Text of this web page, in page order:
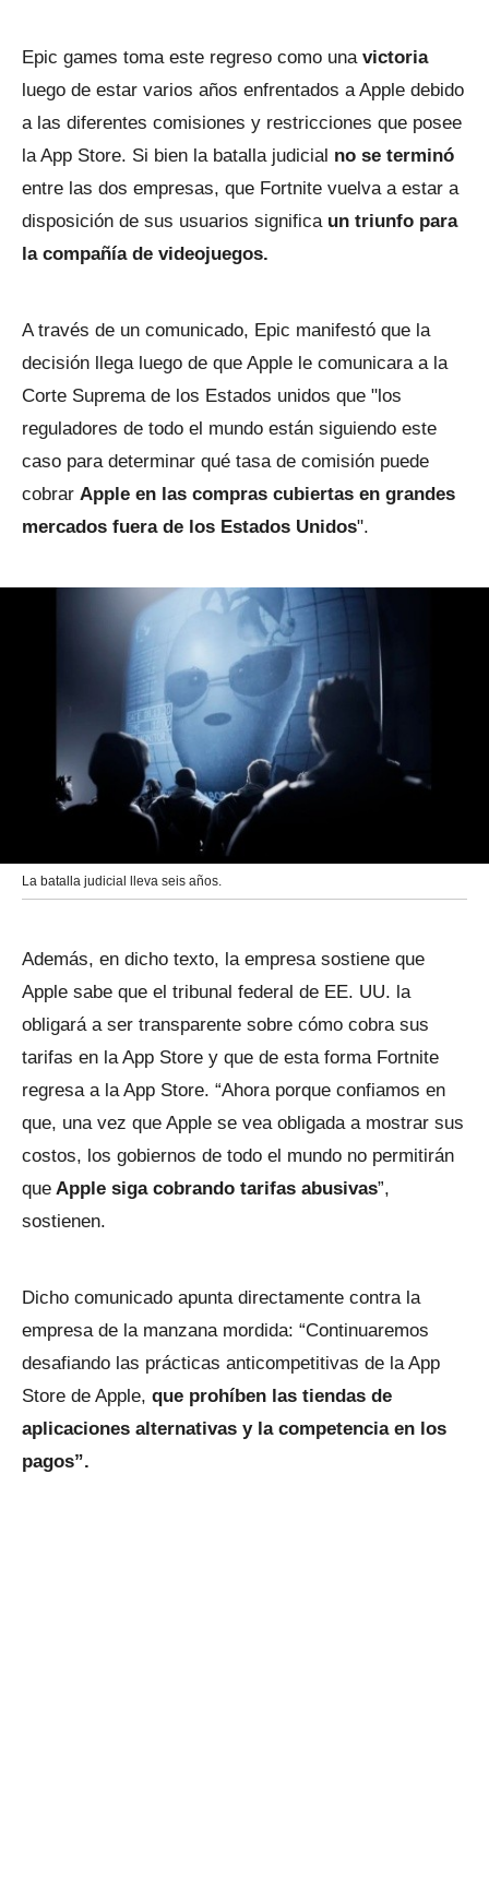
Epic games toma este regreso como una victoria
luego de estar varios años enfrentados a Apple debido
a las diferentes comisiones y restricciones que posee
la App Store. Si bien la batalla judicial no se terminó
entre las dos empresas, que Fortnite vuelva a estar a
disposición de sus usuarios significa un triunfo para
la compañía de videojuegos.
A través de un comunicado, Epic manifestó que la
decisión llega luego de que Apple le comunicara a la
Corte Suprema de los Estados unidos que "los
reguladores de todo el mundo están siguiendo este
caso para determinar qué tasa de comisión puede
cobrar Apple en las compras cubiertas en grandes
mercados fuera de los Estados Unidos".
La batalla judicial lleva seis años.
Además, en dicho texto, la empresa sostiene que
Apple sabe que el tribunal federal de EE. UU. la
obligará a ser transparente sobre cómo cobra sus
tarifas en la App Store y que de esta forma Fortnite
regresa a la App Store. “Ahora porque confiamos en
que, una vez que Apple se vea obligada a mostrar sus
costos, los gobiernos de todo el mundo no permitirán
que Apple siga cobrando tarifas abusivas”,
sostienen.
Dicho comunicado apunta directamente contra la
empresa de la manzana mordida: “Continuaremos
desafiando las prácticas anticompetitivas de la App
Store de Apple, que prohíben las tiendas de
aplicaciones alternativas y la competencia en los
pagos”.